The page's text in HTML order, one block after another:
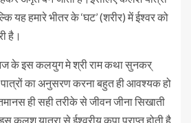
हमारे भीतर के ‘घट’ (शरीर) में ईश्वर को
है।
के इस कलयुग मे श्री राम कथा सुनकर्
का अनुसरण करना बहुत ही आवश्यक हो
ही सही तरीके से जीवन जीना सिखाती
कलश यात्रा से ईश्वरीय कृपा प्राप्त होती है